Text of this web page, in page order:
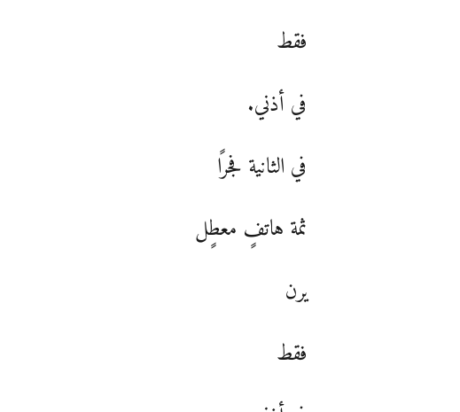
فقط
في أذني.
في الثانية فجرًا
ثمة هاتفٍ معطٍل
يرن
فقط